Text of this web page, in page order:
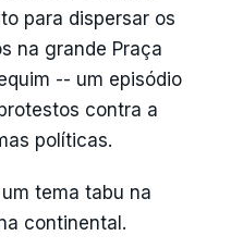
para dispersar os
na grande Praça
-- um episódio
contra a
políticas.
tema tabu na
continental.